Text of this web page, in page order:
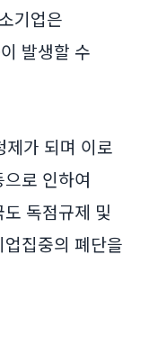
기업은
발생할 수
가 되며 이로
로 인하여
독점규제 및
집중의 폐단을